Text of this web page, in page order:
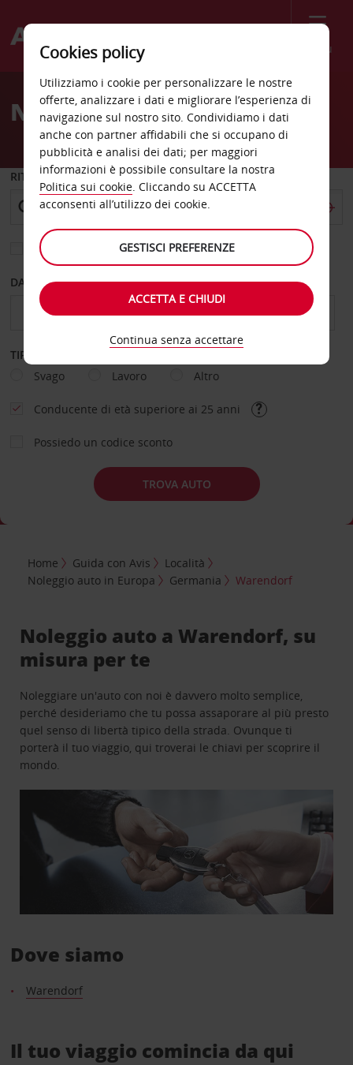
Menù
Welcome
AvisNoleggio auto Warendorf
RITIRO DA
Scegli una località di riconsegna diversa
DAL GIORNO AL GIORNO
TIPOLOGIA DI NOLEGGIO
Svago
Lavoro Altro
Conducente di età superiore ai 25 anni
Possiedo un codice sconto
TROVA AUTO
Home Guida con Avis
Località
Noleggio auto in Europa
Germania Warendorf
Noleggio auto a Warendorf, su
misura per te
Noleggiare un'auto con noi è davvero molto semplice,
perché desideriamo che tu possa assaporare al più presto
quel senso di libertà tipico della strada. Ovunque ti
porterà il tuo viaggio, qui troverai le chiavi per scoprire il
mondo.
Dove siamo
Warendorf
Il tuo viaggio comincia da qui
Cookies policy
Utilizziamo i cookie per personalizzare le nostre
offerte, analizzare i dati e migliorare l’esperienza di
navigazione sul nostro sito. Condividiamo i dati
anche con partner affidabili che si occupano di
pubblicità e analisi dei dati; per maggiori
informazioni è possibile consultare la nostra
Politica sui cookie. Cliccando su ACCETTA
acconsenti all’utilizzo dei cookie.
GESTISCI PREFERENZE
ACCETTA E CHIUDI
Continua senza accettare